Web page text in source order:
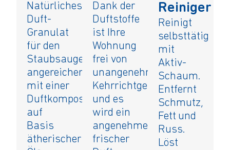
Natürliches
Duft-
Granulat
für den
Staubsauger,
angereichert
mit einer
Duftkomposition
auf
Basis
ätherischer
Dank der
Duftstoffe
ist Ihre
Wohnung
frei von
unangenehmen
Kehrrichtgerüchen
und es
wird ein
angenehmer,
frischer
Reiniger
Reinigt
selbsttätig
mit
Aktiv-
Schaum.
Entfernt
Schmutz,
Fett und
Russ.
Löst